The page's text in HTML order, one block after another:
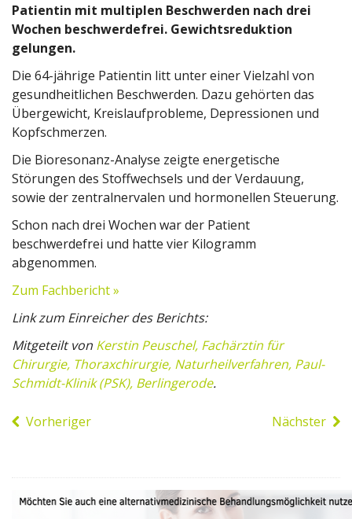
Patientin mit multiplen Beschwerden nach drei
Wochen beschwerdefrei. Gewichtsreduktion
gelungen.
Die 64-jährige Patientin litt unter einer Vielzahl von
gesundheitlichen Beschwerden. Dazu gehörten das
Übergewicht, Kreislaufprobleme, Depressionen und
Kopfschmerzen.
Die Bioresonanz-Analyse zeigte energetische
Störungen des Stoffwechsels und der Verdauung,
sowie der zentralnervalen und hormonellen Steuerung.
Schon nach drei Wochen war der Patient
beschwerdefrei und hatte vier Kilogramm
abgenommen.
Zum Fachbericht »
Link zum Einreicher des Berichts:
Mitgeteilt von Kerstin Peuschel, Fachärztin für
Chirurgie, Thoraxchirurgie, Naturheilverfahren, Paul-
Schmidt-Klinik (PSK), Berlingerode.
Vorheriger Nächster